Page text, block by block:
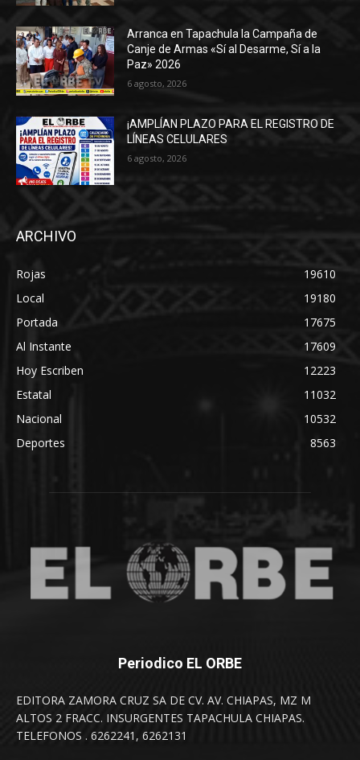
Arranca en Tapachula la Campaña de
Canje de Armas «Sí al Desarme, Sí a la
Paz» 2026
6 agosto, 2026
¡AMPLÍAN PLAZO PARA EL REGISTRO DE
LÍNEAS CELULARES
6 agosto, 2026
ARCHIVO
Rojas
19610
Local
19180
Portada
17675
Al Instante
17609
Hoy Escriben
12223
Estatal
11032
Nacional
10532
Deportes
8563
Periodico EL ORBE
EDITORA ZAMORA CRUZ SA DE CV. AV. CHIAPAS, MZ M
ALTOS 2 FRACC. INSURGENTES TAPACHULA CHIAPAS.
TELEFONOS . 6262241, 6262131